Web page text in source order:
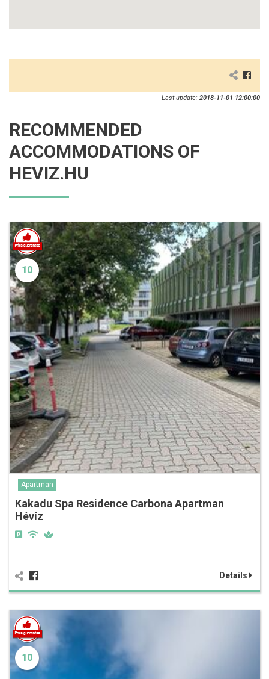
Last update: 2018-11-01 12:00:00
RECOMMENDED
ACCOMMODATIONS OF
HEVIZ.HU
10
Apartman
Kakadu Spa Residence Carbona Apartman
Hévíz
Details
10